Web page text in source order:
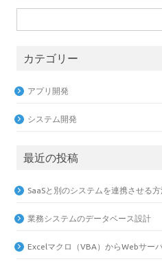
索:
カテゴリー
アプリ開発
システム開発
最近の投稿
SaaSと別のシステムを連携させる
業務システムのデータベース設計
Excelマクロ（VBA）からWebサー